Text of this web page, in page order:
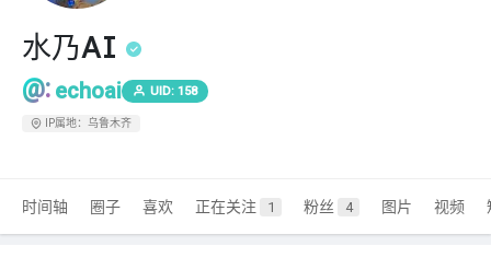
水乃AI
@: echoai UID: 158
IP属地：乌鲁木齐
时间轴 圈子 喜欢 正在关注 1 粉丝 4 图片 视频